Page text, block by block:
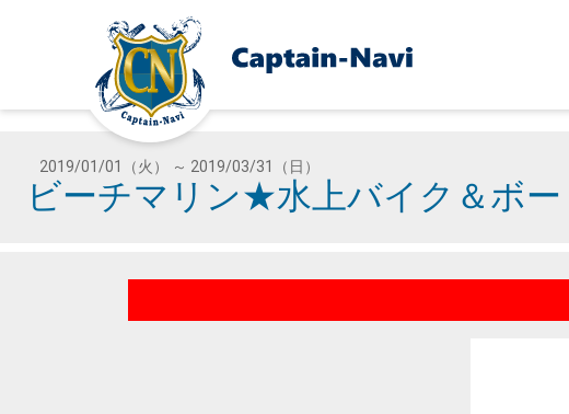
2019/01/01（火） ～ 2019/03/31（日）
ビーチマリン★水上バイク＆ボ